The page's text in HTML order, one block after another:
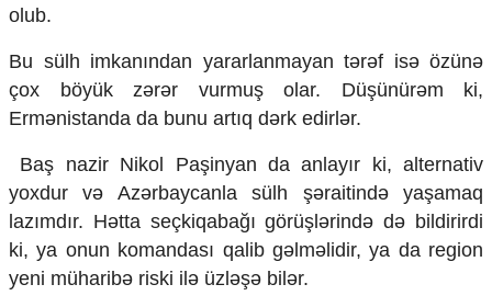
olub.
Bu sülh imkanından yararlanmayan tərəf isə özünə
çox böyük zərər vurmuş olar. Düşünürəm ki,
Ermənistanda da bunu artıq dərk edirlər.
Baş nazir Nikol Paşinyan da anlayır ki, alternativ
yoxdur və Azərbaycanla sülh şəraitində yaşamaq
lazımdır. Hətta seçkiqabağı görüşlərində də bildirirdi
ki, ya onun komandası qalib gəlməlidir, ya da region
yeni müharibə riski ilə üzləşə bilər.